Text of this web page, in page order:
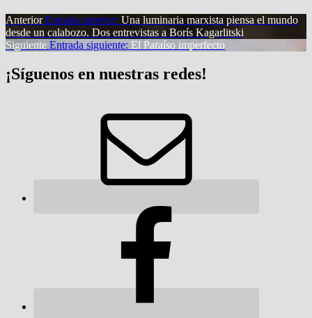
Anterior Entrada anterior: Una luminaria marxista piensa el mundo
desde un calabozo. Dos entrevistas a Borís Kagarlitski
Siguiente Entrada siguiente: El Paraíso imperfecto
¡Síguenos en nuestras redes!